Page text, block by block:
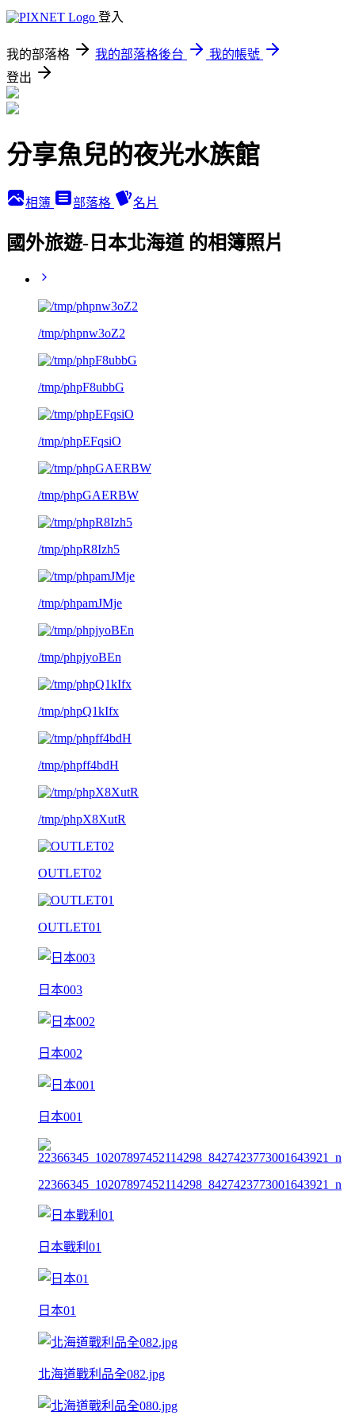
登入
我的部落格 我的部落格後台
我的帳號
登出
分享魚兒的夜光水族館
相簿 部落格 名片
國外旅遊-日本北海道 的相簿照片
/tmp/phpnw3oZ2
/tmp/phpF8ubbG
/tmp/phpEFqsiO
/tmp/phpGAERBW
/tmp/phpR8Izh5
/tmp/phpamJMje
/tmp/phpjyoBEn
/tmp/phpQ1kIfx
/tmp/phpff4bdH
/tmp/phpX8XutR
OUTLET02
OUTLET01
日本003
日本002
日本001
22366345_10207897452114298_8427423773001643921_n
日本戰利01
日本01
北海道戰利品全082.jpg